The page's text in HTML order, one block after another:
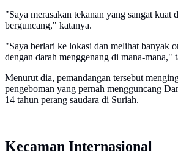
"Saya merasakan tekanan yang sangat kuat
berguncang," katanya.
"Saya berlari ke lokasi dan melihat banyak
dengan darah menggenang di mana-mana,"
Menurut dia, pemandangan tersebut
pengeboman yang pernah mengguncang
14 tahun perang saudara di Suriah.
Kecaman Internasional